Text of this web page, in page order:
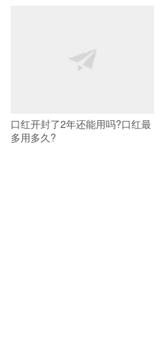
口红开封了2年还能用吗?口红最
多用多久?